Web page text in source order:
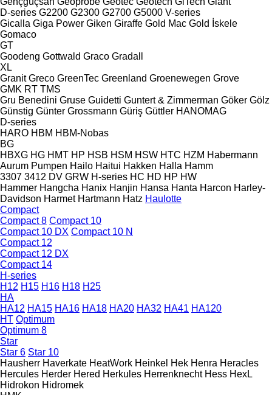
D-series G2200 G2300 G2700 G5000 V-series
Gicalla Giga Power Giken Giraffe Gold Mac Gold İskele
Gomaco
GT
Goodeng Gottwald Graco Gradall
XL
Granit Greco GreenTec Greenland Groenewegen Grove
GMK RT TMS
Gru Benedini Gruse Guidetti Guntert & Zimmerman Göker Gölz
Günstig Günter Grossmann Güriş Güttler HANOMAG
D-series
HARO HBM HBM-Nobas
BG
HBXG HG HMT HP HSB HSM HSW HTC HZM Habermann
Aurum Pumpen Hailo Haitui Hakken Halla Hamm
3307 3412 DV GRW H-series HC HD HP HW
Hammer Hangcha Hanix Hanjin Hansa Hanta Harcon Harley-
Davidson Harmet Hartmann Hatz Haulotte
Compact
Compact 8 Compact 10
Compact 10 DX Compact 10 N
Compact 12
Compact 12 DX
Compact 14
H-series
H12 H15 H16 H18 H25
HA
HA12 HA15 HA16 HA18 HA20 HA32 HA41 HA120
HT Optimum
Optimum 8
Star
Star 6 Star 10
Hausherr Haverkate HeatWork Heinkel Hek Henra Heracles
Hercules Herder Hered Herkules Herrenknecht Hess HexL
Hidrokon Hidromek